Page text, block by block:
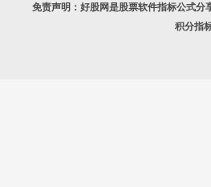
免责声明：好股网是股票软件指标公式
积分指